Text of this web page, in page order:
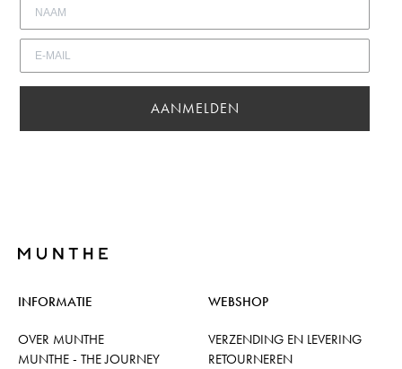
AANMELDEN
INFORMATIE
OVER MUNTHE
MUNTHE - THE JOURNEY
WEBSHOP
VERZENDING EN LEVERING
RETOURNEREN